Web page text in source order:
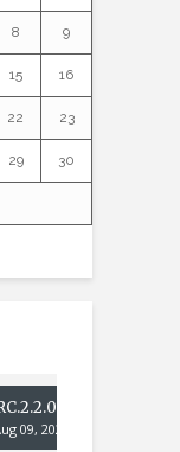
8 9
15 16
22 23
29 30